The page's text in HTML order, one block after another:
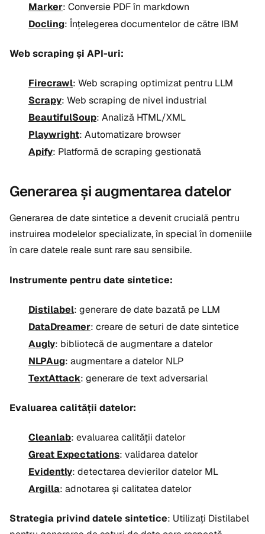
Marker: Conversie PDF în markdown
Docling: Înțelegerea documentelor de către IBM
Web scraping și API-uri:
Firecrawl: Web scraping optimizat pentru LLM
Scrapy: Web scraping de nivel industrial
BeautifulSoup: Analiză HTML/XML
Playwright: Automatizare browser
Apify: Platformă de scraping gestionată
Generarea și augmentarea datelor
Generarea de date sintetice a devenit crucială pentru
instruirea modelelor specializate, în special în domeniile
în care datele reale sunt rare sau sensibile.
Instrumente pentru date sintetice:
Distilabel: generare de date bazată pe LLM
DataDreamer: creare de seturi de date sintetice
Augly: bibliotecă de augmentare a datelor
NLPAug: augmentare a datelor NLP
TextAttack: generare de text adversarial
Evaluarea calității datelor:
Cleanlab: evaluarea calității datelor
Great Expectations: validarea datelor
Evidently: detectarea devierilor datelor ML
Argilla: adnotarea și calitatea datelor
Strategia privind datele sintetice: Utilizați Distilabel